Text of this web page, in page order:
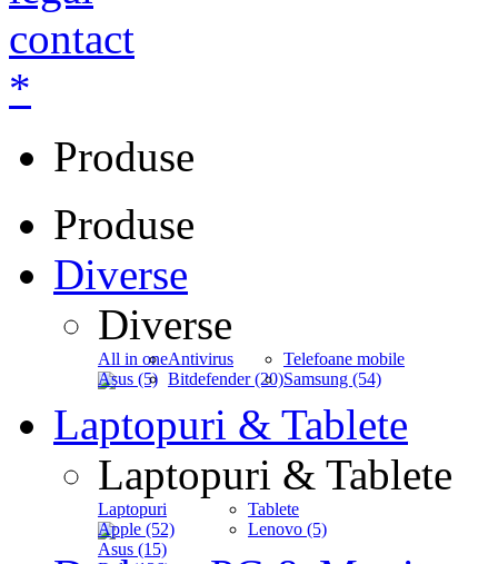
contact
*
Produse
Produse
Diverse
Diverse
All in one
Asus (5)
Antivirus
Bitdefender (20)
Telefoane mobile
Samsung (54)
Laptopuri & Tablete
Laptopuri & Tablete
Laptopuri
Apple (52)
Asus (15)
Tablete
Lenovo (5)